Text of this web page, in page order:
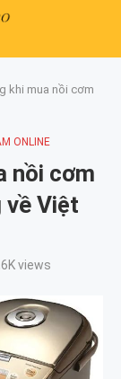
khi mua nồi cơm
ONLINE
nồi cơm
về Việt
views